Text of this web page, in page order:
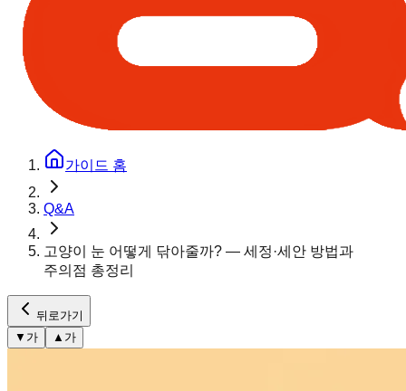
가이드 홈
Q&A
고양이 눈 어떻게 닦아줄까? — 세정·세안 방법과
주의점 총정리
뒤로가기
▼ 가 ▲ 가